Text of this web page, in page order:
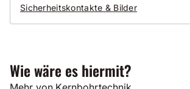
Sicherheitskontakte & Bilder
Wie wäre es hiermit?